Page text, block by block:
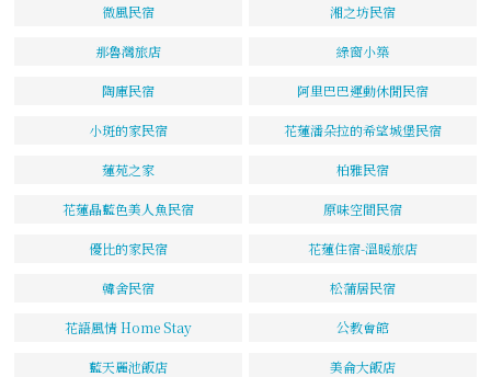
微風民宿 湘之坊民宿
那魯灣旅店 綠窗小築
陶庫民宿 阿里巴巴運動休閒民宿
小斑的家民宿 花蓮潘朵拉的希望城堡民宿
蓮苑之家 柏雅民宿
花蓮晶藍色美人魚民宿 原味空間民宿
優比的家民宿 花蓮住宿-溫暖旅店
韓舍民宿 松蒲居民宿
花語風情 Home Stay 公教會館
藍天麗池飯店 美侖大飯店